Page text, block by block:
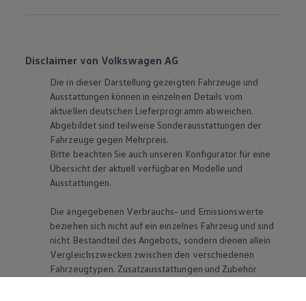
Disclaimer von Volkswagen AG
Die in dieser Darstellung gezeigten Fahrzeuge und
Ausstattungen können in einzelnen Details vom
aktuellen deutschen Lieferprogramm abweichen.
Abgebildet sind teilweise Sonderausstattungen der
Fahrzeuge gegen Mehrpreis.
Bitte beachten Sie auch unseren Konfigurator für eine
Übersicht der aktuell verfügbaren Modelle und
Ausstattungen.
Die angegebenen Verbrauchs- und Emissionswerte
beziehen sich nicht auf ein einzelnes Fahrzeug und sind
nicht Bestandteil des Angebots, sondern dienen allein
Vergleichszwecken zwischen den verschiedenen
Fahrzeugtypen. Zusatzausstattungen und Zubehör